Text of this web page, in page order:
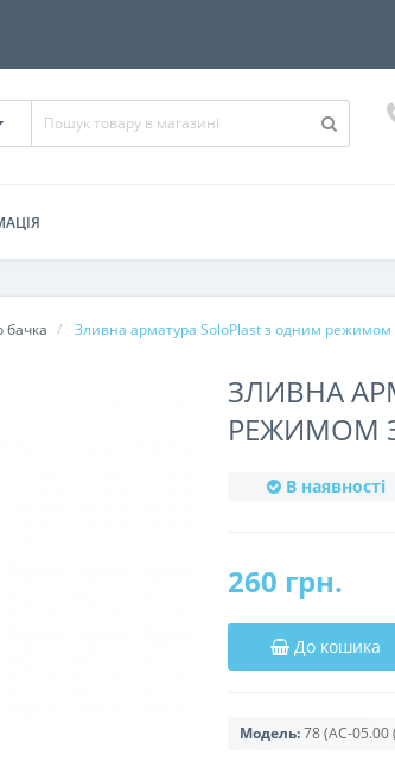
бачка Зливна арматура SoloPlast з одним режимом
ЗЛИВНА
РЕЖИМОМ
В наявності
260 грн.
До кошика
Модель:78 (AC-05.00